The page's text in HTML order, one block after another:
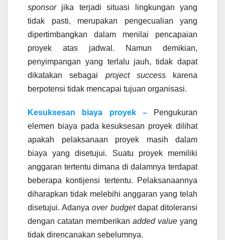
sponsorjika terjadi situasi lingkungan yang
tidak pasti, merupakan pengecualian yang
dipertimbangkan dalam menilai pencapaian
proyek atas jadwal. Namun demikian,
penyimpangan yang terlalu jauh, tidak dapat
dikatakan sebagai project successkarena
berpotensi tidak mencapai tujuan organisasi.
Kesuksesan biaya proyek –Pengukuran
elemen biaya pada kesuksesan proyek dilihat
apakah pelaksanaan proyek masih dalam
biaya yang disetujui. Suatu proyek memiliki
anggaran tertentu dimana di dalamnya terdapat
beberapa kontijensi tertentu. Pelaksanaannya
diharapkan tidak melebihi anggaran yang telah
disetujui. Adanyaover budgetdapat ditoleransi
dengan catatan memberikan added value yang
tidak direncanakan sebelumnya.